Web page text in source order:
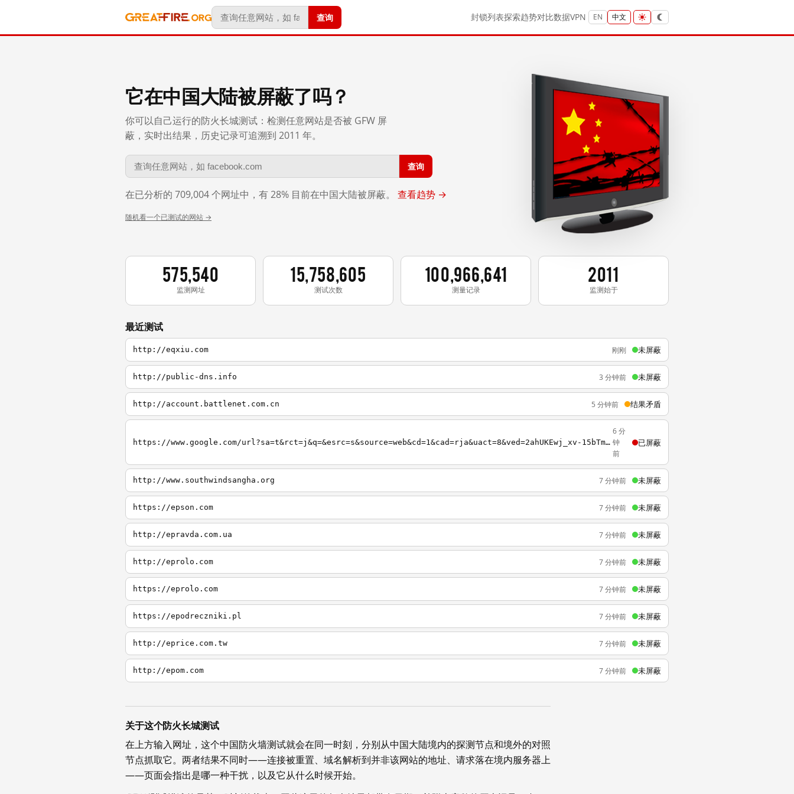
查询 封锁列表探索趋势对比数据VPN EN 中文
它在中国大陆被屏蔽了吗？
你可以自己运行的防火长城测试：检测任意网站是否被 GFW 屏
蔽，实时出结果，历史记录可追溯到 2011 年。
查询
在已分析的 709,004 个网址中，有 28% 目前在中国大陆被屏蔽。 查看趋势 →
随机看一个已测试的网站 →
575,540
监测网址
15,758,605
测试次数
100,966,641
测量记录
2011
监测始于
最近测试
http://eqxiu.com 刚刚 未屏蔽
http://public-dns.info 3 分钟前 未屏蔽
http://account.battlenet.com.cn 5 分钟前 结果矛盾
https://www.google.com/url?sa=t&rct=j&q=&esrc=s&source=web&cd=1&cad=rja&uact=8&ved=2ahUKEwj_xv-15bTmAhWqGKYKHSqbD74QFjAAegQIAxAB&url=https%3A%2F%2Fhk.appledaily.com%2F&usg=AOvVaw240MXfQWTtUSCMYS1hnti0
6 分
钟
前
已屏蔽
http://www.southwindsangha.org 7 分钟前 未屏蔽
https://epson.com 7 分钟前 未屏蔽
http://epravda.com.ua 7 分钟前 未屏蔽
http://eprolo.com 7 分钟前 未屏蔽
https://eprolo.com 7 分钟前 未屏蔽
https://epodreczniki.pl 7 分钟前 未屏蔽
http://eprice.com.tw 7 分钟前 未屏蔽
http://epom.com 7 分钟前 未屏蔽
关于这个防火长城测试
在上方输入网址，这个中国防火墙测试就会在同一时刻，分别从中国大陆境内的探测节点和境外的对照
节点抓取它。两者结果不同时——连接被重置、域名解析到并非该网站的地址、请求落在境内服务器上
——页面会指出是哪一种干扰，以及它从什么时候开始。